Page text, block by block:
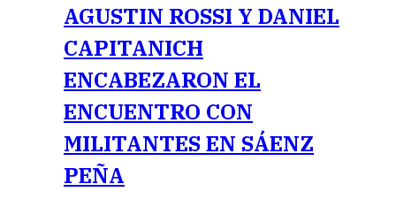
AGUSTIN ROSSI Y DANIEL
CAPITANICH
ENCABEZARON EL
ENCUENTRO CON
MILITANTES EN SÁENZ
PEÑA